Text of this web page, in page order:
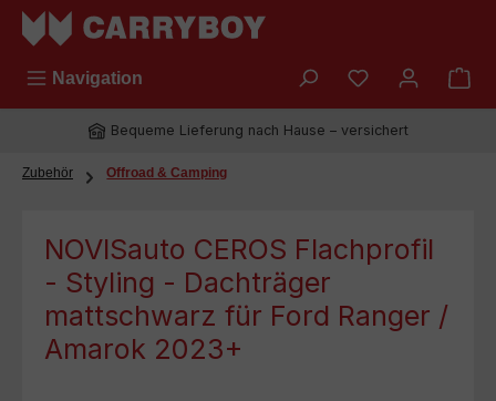
Zum Hauptinhalt springen
Navigation Du hast 0
Bequeme Lieferung nach Hause – versichert
Zubehör Offroad & Camping
NOVISauto CEROS Flachprofil
- Styling - Dachträger
mattschwarz für Ford Ranger /
Amarok 2023+